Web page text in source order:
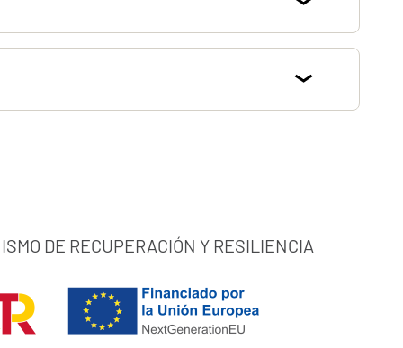
DE RECUPERACIÓN Y RESILIENCIA